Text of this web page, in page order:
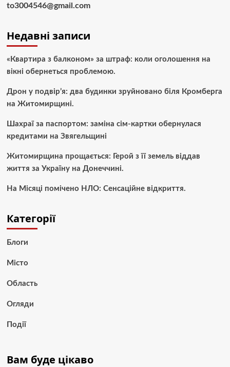
to3004546@gmail.com
Недавні записи
«Квартира з балконом» за штраф: коли оголошення на
вікні обернеться проблемою.
Дрон у подвір’я: два будинки зруйновано біля Кромберга
на Житомирщині.
Шахраї за паспортом: заміна сім-картки обернулася
кредитами на Звягельщині
Житомирщина прощається: Герой з її земель віддав
життя за Україну на Донеччині.
На Місяці помічено НЛО: Сенсаційне відкриття.
Категорії
Блоги
Місто
Область
Огляди
Події
Вам буде цікаво